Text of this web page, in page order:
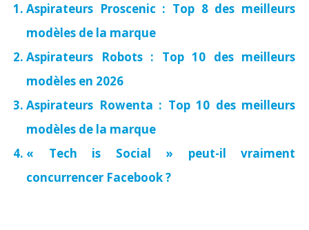
Aspirateurs Proscenic : Top 8 des meilleurs
modèles de la marque
Aspirateurs Robots : Top 10 des meilleurs
modèles en 2026
Aspirateurs Rowenta : Top 10 des meilleurs
modèles de la marque
« Tech is Social » peut-il vraiment
concurrencer Facebook ?